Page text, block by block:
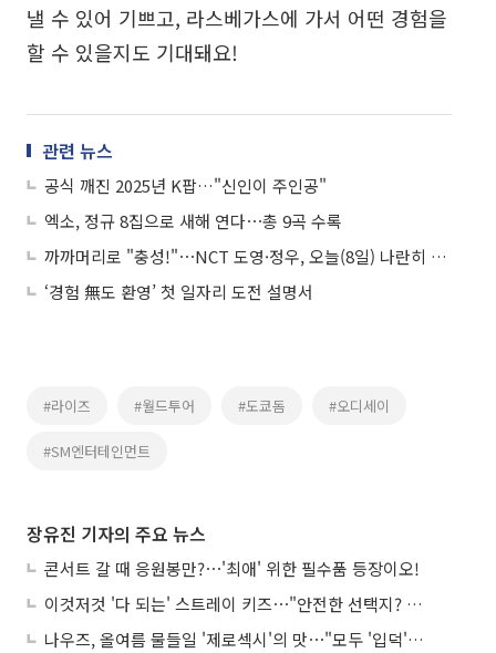
낼 수 있어 기쁘고, 라스베가스에 가서 어떤 경험을
할 수 있을지도 기대돼요!
관련 뉴스
공식 깨진 2025년 K팝…"신인이 주인공"
엑소, 정규 8집으로 새해 연다⋯총 9곡 수록
까까머리로 "충성!"⋯NCT 도영·정우, 오늘(8일) 나란히 입대
‘경험 無도 환영’ 첫 일자리 도전 설명서
#라이즈 #월드투어 #도쿄돔 #오디세이
#SM엔터테인먼트
장유진 기자의 주요 뉴스
콘서트 갈 때 응원봉만?⋯'최애' 위한 필수품 등장이오!
이것저것 '다 되는' 스트레이 키즈⋯"안전한 선택지? 도전이 재밌죠"
나우즈, 올여름 물들일 '제로섹시'의 맛⋯"모두 '입덕'시킬 것"